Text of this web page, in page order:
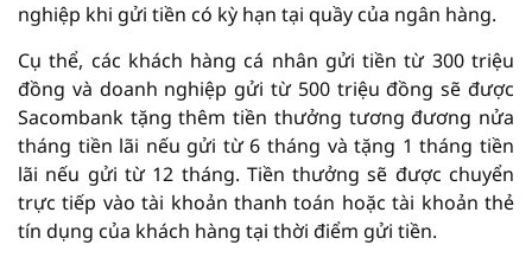
nghiệp khi gửi tiền có kỳ hạn tại quầy của ngân hàng.
Cụ thể, các khách hàng cá nhân gửi tiền từ 300 triệu
đồng và doanh nghiệp gửi từ 500 triệu đồng sẽ được
Sacombank tặng thêm tiền thưởng tương đương nửa
tháng tiền lãi nếu gửi từ 6 tháng và tặng 1 tháng tiền
lãi nếu gửi từ 12 tháng. Tiền thưởng sẽ được chuyển
trực tiếp vào tài khoản thanh toán hoặc tài khoản thẻ
tín dụng của khách hàng tại thời điểm gửi tiền.